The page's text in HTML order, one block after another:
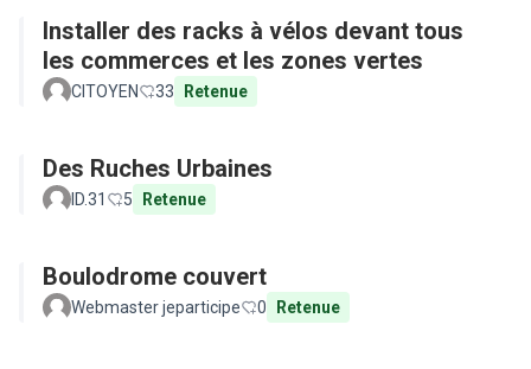
Installer des racks à vélos devant tous
les commerces et les zones vertes
CITOYEN 33 Retenue
Des Ruches Urbaines
ID.31 5 Retenue
Boulodrome couvert
Webmaster jeparticipe 0 Retenue